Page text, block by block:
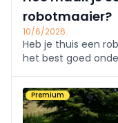
robotmaaier?
10/6/2026
Heb je thuis een
het best goed
winter slaapt zo'n
ook een garage
Premium